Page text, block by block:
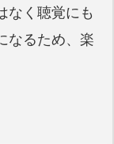
なく聴覚にも
なるため、楽